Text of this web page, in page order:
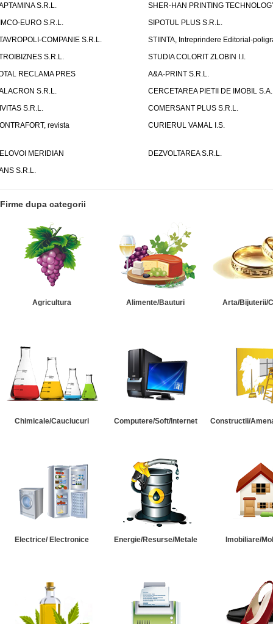
S.R.L.
SHER-HAN PRINTING
EURO S.R.L.
SIPOTUL PLUS S.R.L.
COMPANIE S.R.L.
STIINTA, Intreprindere Editorial-
S.R.L.
STUDIA COLORIT ZLOBIN I.I.
RECLAMA PRES
A&A-PRINT S.R.L.
S.R.L.
CERCETAREA PIETII DE IMOBIL S.A.
S.R.L.
COMERSANT PLUS S.R.L.
revista
CURIERUL VAMAL I.S.
MERIDIAN
DEZVOLTAREA S.R.L.
S.R.L.
Firme dupa categorii
Agricultura Alimente/Bauturi Arta/Bijuterii/
Chimicale/Cauciucuri Computere/Soft/Internet Constructii/
Electrice/ Electronice Energie/Resurse/Metale Imobiliare/